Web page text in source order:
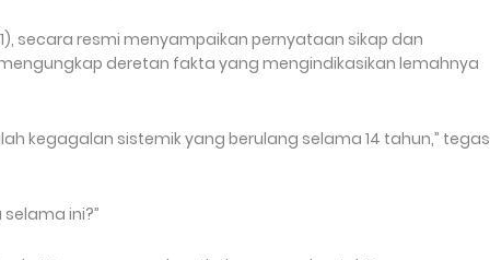
secara resmi menyampaikan pernyataan sikap dan
deretan fakta yang mengindikasikan lemahnya
kegagalan sistemik yang berulang selama 14 tahun,” tegas
ini?”